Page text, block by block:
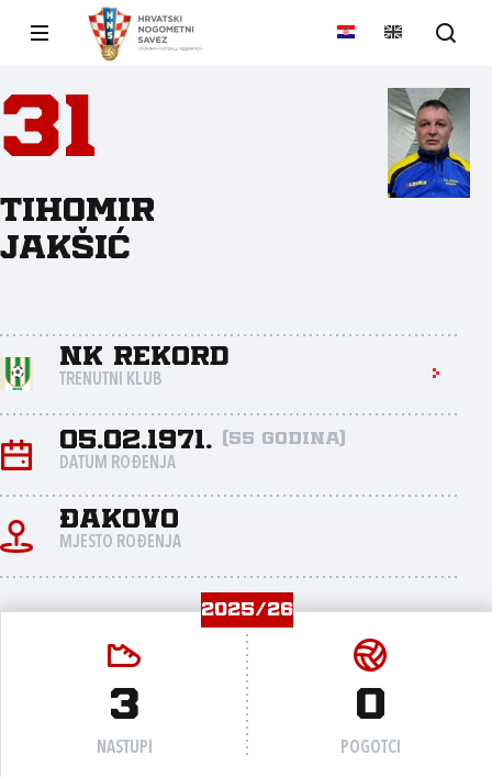
31
Tihomir
Jakšić
NK Rekord
TRENUTNI KLUB
05.02.1971. (55 godina)
DATUM ROĐENJA
Đakovo
MJESTO ROĐENJA
2025/26
3
NASTUPI
0
POGOTCI